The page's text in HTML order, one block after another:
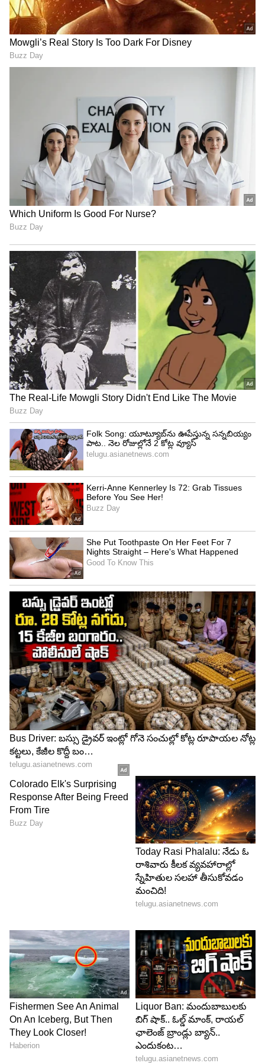
దేవరపల్లిలో అడుగుపెట్టిన జగన్ భారీగా
తరలి వచ్చిన ఫ్యాన్స్ | YS Jagan East
Godavari Tour Devarapalli
కొట్టేసుకుంటున్నాడో చూడండి | Hushar
Pittalu Movie Press Meet | Actor